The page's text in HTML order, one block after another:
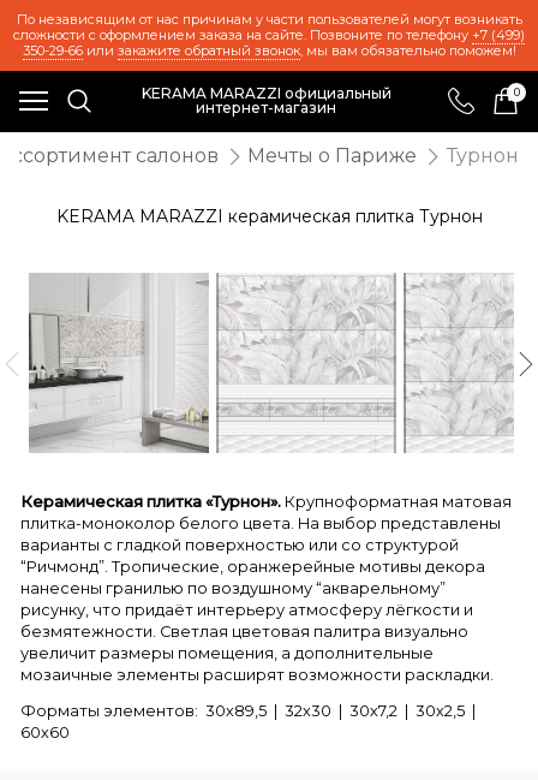
По независящим от нас причинам у части пользователей могут возникать
сложности с оформлением заказа на сайте. Позвоните по телефону +7 (499)
350-29-66или закажите обратный звонок, мы вам обязательно поможем!
KERAMA MARAZZI официальный
интернет-магазин
0
салонов Мечты о Париже Турнон
KERAMA MARAZZI керамическая плитка Турнон
Керамическая плитка «Турнон». Крупноформатная матовая
плитка-моноколор белого цвета. На выбор представлены
варианты с гладкой поверхностью или со структурой
“Ричмонд”. Тропические, оранжерейные мотивы декора
нанесены гранилью по воздушному “акварельному”
рисунку, что придаёт интерьеру атмосферу лёгкости и
безмятежности. Светлая цветовая палитра визуально
увеличит размеры помещения, а дополнительные
мозаичные элементы расширят возможности раскладки.
Форматы элементов: 30х89,5 | 32х30 | 30х7,2 | 30х2,5 |
60х60